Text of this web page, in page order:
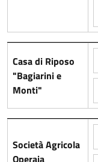
Casa di Riposo
"Bagiarini e
Monti"
Società Agricola
Operaia